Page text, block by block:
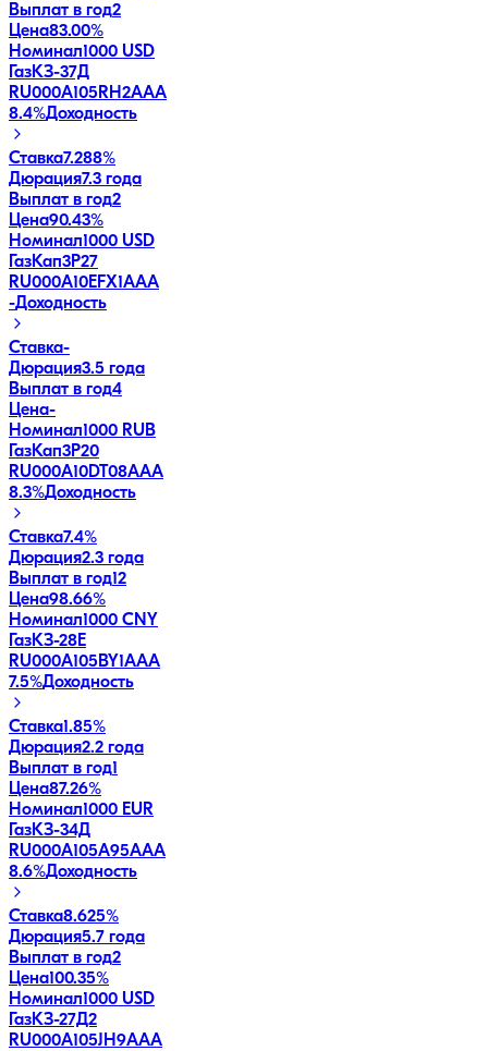
Выплат в год2
Цена83.00%
Номинал1000 USD
ГазКЗ-37Д
RU000A105RH2AAA
8.4%Доходность
Ставка7.288%
Дюрация7.3 года
Выплат в год2
Цена90.43%
Номинал1000 USD
ГазКап3P27
RU000A10EFX1AAA
-Доходность
Ставка-
Дюрация3.5 года
Выплат в год4
Цена-
Номинал1000 RUB
ГазКап3P20
RU000A10DT08AAA
8.3%Доходность
Ставка7.4%
Дюрация2.3 года
Выплат в год12
Цена98.66%
Номинал1000 CNY
ГазКЗ-28Е
RU000A105BY1AAA
7.5%Доходность
Ставка1.85%
Дюрация2.2 года
Выплат в год1
Цена87.26%
Номинал1000 EUR
ГазКЗ-34Д
RU000A105A95AAA
8.6%Доходность
Ставка8.625%
Дюрация5.7 года
Выплат в год2
Цена100.35%
Номинал1000 USD
ГазКЗ-27Д2
RU000A105JH9AAA